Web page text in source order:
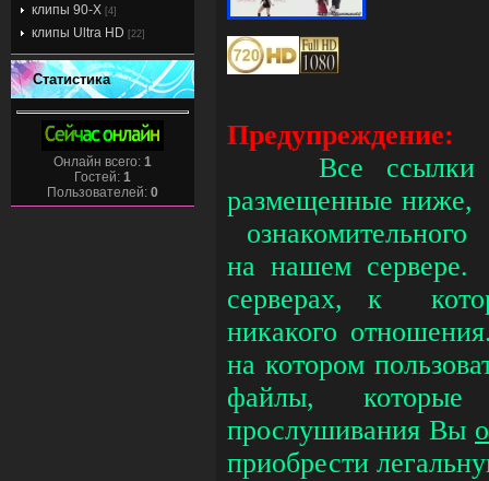
клипы 90-Х [4]
клипы Ultra HD [22]
Статистика
Онлайн всего: 1
Гостей: 1
Пользователей: 0
Предупреждение:
Все
размещенные ниже,
на нашем
серверах, к
никакого
на котором
файлы,
прослушивания Вы
приобрести